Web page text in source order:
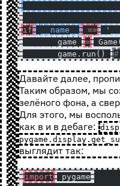
if __name__ ==
	game
=
	game.run()
Давайте далее,
Таким образом, мы
зелёного фона, а
Для этого, мы
как в и в дебаге:
выглядит так:
import pygame